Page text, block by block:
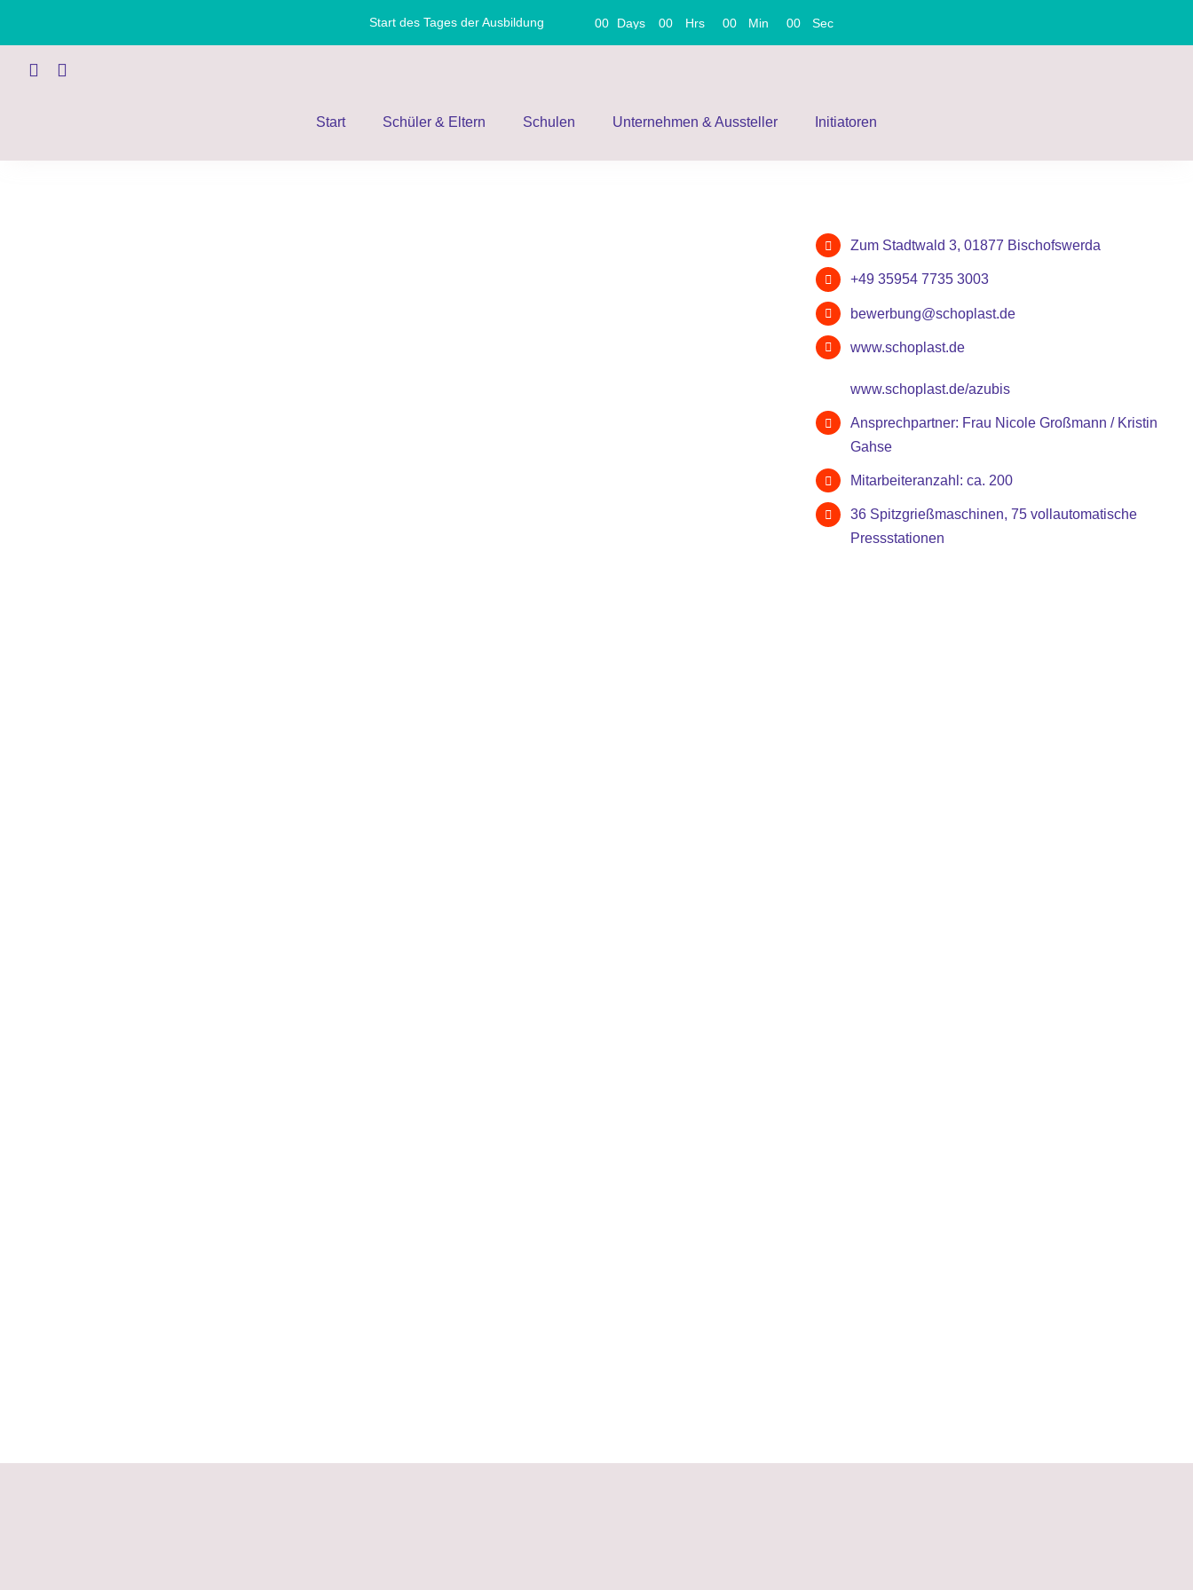
springen
Start des Tages der Ausbildung 00 Days 00 Hrs 00 Min 00 Sec
Start Schüler & Eltern Schulen Unternehmen & Aussteller Initiatoren
Zum Stadtwald 3, 01877 Bischofswerda
+49 35954 7735 3003
bewerbung@schoplast.de
www.schoplast.de
www.schoplast.de/azubis
Ansprechpartner: Frau Nicole Großmann / Kristin
Gahse
Mitarbeiteranzahl: ca. 200
36 Spitzgrießmaschinen, 75 vollautomatische
Pressstationen